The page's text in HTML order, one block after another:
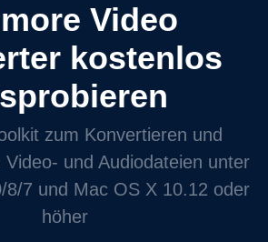
Video
kostenlos
zum Konvertieren und
und Audiodateien unter
8/7 und Mac OS X 10.12 oder
höher